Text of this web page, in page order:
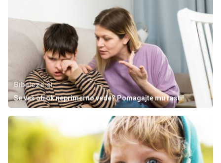
Bibaleze.si
Se vaš otrok neprimerno vede? Pomagajte mu rasti!